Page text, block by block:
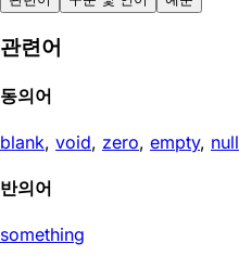
관련어
동의어
blank, void, zero, empty, null
반의어
something